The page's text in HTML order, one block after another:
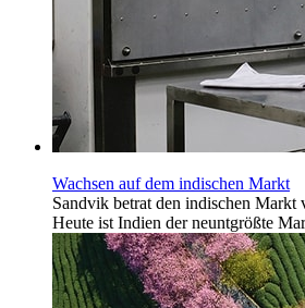
Wachsen auf dem indischen Markt
Sandvik betrat den indischen Markt
Heute ist Indien der neuntgrößte